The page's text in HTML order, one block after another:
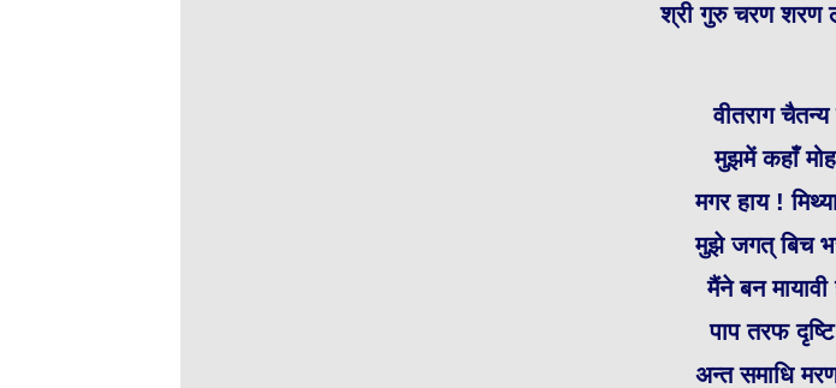
श्री गुरु चरण शरण
वीतराग चैतन्य
मुझमें कहाँ मोह
मगर हाय !
मुझे जगत् बिच
मैंने बन मायावी
पाप तरफ
अन्त समाधि